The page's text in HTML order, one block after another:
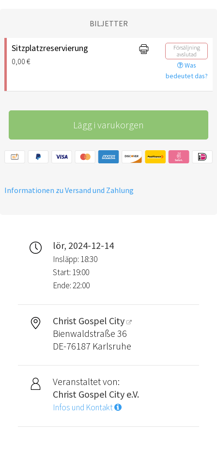
BILJETTER
Sitzplatzreservierung
0,00 €
Försäljning
avslutad
Was
bedeutet das?
Lägg i varukorgen
Informationen zu Versand und Zahlung
lör, 2024-12-14
Insläpp: 18:30
Start: 19:00
Ende: 22:00
Christ Gospel City
Bienwaldstraße 36
DE-76187 Karlsruhe
Veranstaltet von:
Christ Gospel City e.V.
Infos und Kontakt